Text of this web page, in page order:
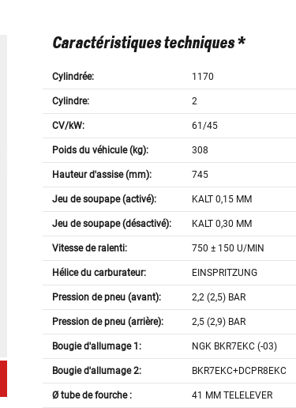
Caractéristiques techniques *
Cylindrée: 1170
Cylindre: 2
CV/kW: 61/45
Poids du véhicule (kg): 308
Hauteur d'assise (mm): 745
Jeu de soupape (activé): KALT 0,15 MM
Jeu de soupape (désactivé): KALT 0,30 MM
Vitesse de ralenti: 750 ± 150 U/MIN
Hélice du carburateur: EINSPRITZUNG
Pression de pneu (avant): 2,2 (2,5) BAR
Pression de pneu (arrière): 2,5 (2,9) BAR
Bougie d'allumage 1: NGK BKR7EKC (-03)
Bougie d'allumage 2: BKR7EKC+DCPR8EKC
Ø tube de fourche : 41 MM TELELEVER